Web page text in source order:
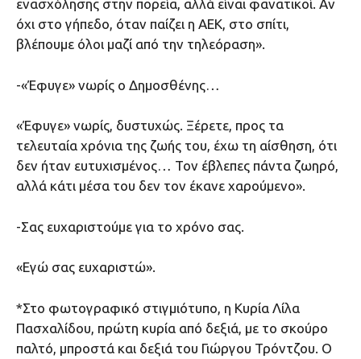
ενασχόλησης στην πορεία, αλλά είναι φανατικοί. Αν
όχι στο γήπεδο, όταν παίζει η ΑΕΚ, στο σπίτι,
βλέπουμε όλοι μαζί από την τηλεόραση».
-«Έφυγε» νωρίς ο Δημοσθένης…
«Έφυγε» νωρίς, δυστυχώς. Ξέρετε, προς τα
τελευταία χρόνια της ζωής του, έχω τη αίσθηση, ότι
δεν ήταν ευτυχισμένος… Τον έβλεπες πάντα ζωηρό,
αλλά κάτι μέσα του δεν τον έκανε χαρούμενο».
-Σας ευχαριστούμε για το χρόνο σας.
«Εγώ σας ευχαριστώ».
*Στο φωτογραφικό στιγμιότυπο, η Κυρία Λίλα
Πασχαλίδου, πρώτη κυρία από δεξιά, με το σκούρο
παλτό, μπροστά και δεξιά του Γιώργου Τρόντζου. Ο